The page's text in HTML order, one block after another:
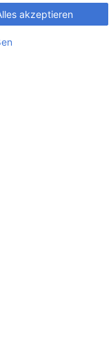
akzeptieren